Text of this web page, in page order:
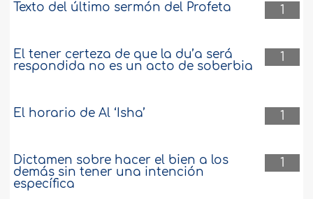
1
Texto del último sermón del Profeta
1
El tener certeza de que la du’a será
respondida no es un acto de soberbia
1
El horario de Al ‘Isha’
1
Dictamen sobre hacer el bien a los
demás sin tener una intención
específica